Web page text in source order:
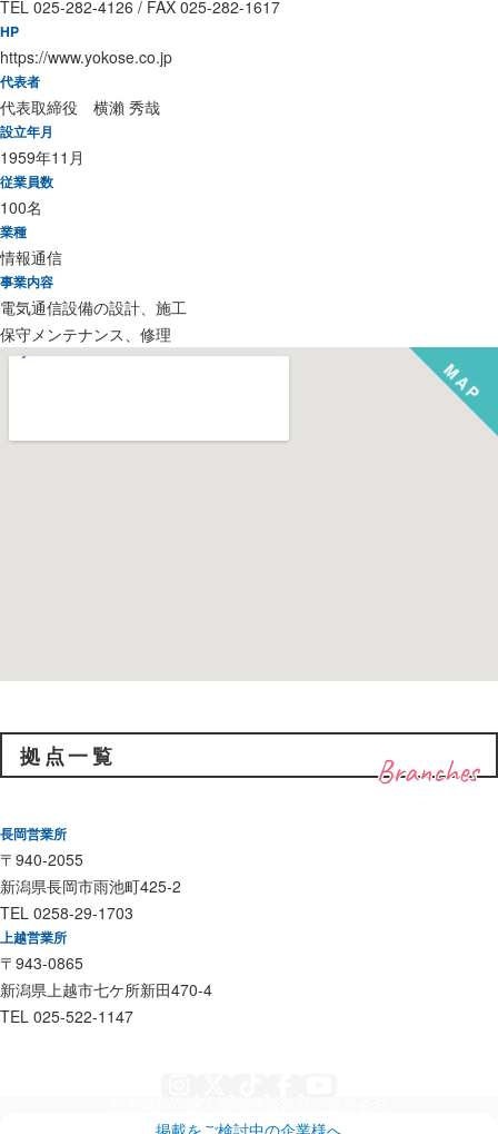
TEL 025-282-4126 / FAX 025-282-1617
HP
https://www.yokose.co.jp
代表者
代表取締役 横瀨 秀哉
設立年月
1959年11月
従業員数
100名
業種
情報通信
事業内容
電気通信設備の設計、施工
保守メンテナンス、修理
Branches
拠点一覧
長岡営業所
〒940-2055
新潟県長岡市雨池町425-2
TEL 0258-29-1703
上越営業所
〒943-0865
新潟県上越市七ケ所新田470-4
TEL 025-522-1147